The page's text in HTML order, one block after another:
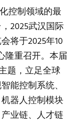
控制领域的最
2025武汉国际
将于2025年10
隆重召开。本届
题，立足全球
能控制系统、
器人控制模块
业链、人才链